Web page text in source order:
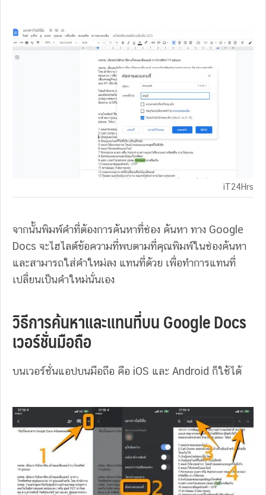
iT24Hrs
จากนั้นพิมพ์คำที่ต้องการค้นหาที่ช่อง ค้นหา ทาง Google
Docs จะไฮไลต์ข้อความที่พบตามที่คุณพิมพ์ในช่องค้นหา
และสามารถใส่คำใหม่ลง แทนที่ด้วย เพื่อทำการแทนที่
เปลี่ยนเป็นคำใหม่นั่นเอง
วิธีการค้นหาและแทนที่บน Google Docs
เวอร์ชั่นมือถือ
บนเวอร์ชั่นแอปบนมือถือ คือ iOS และ Android ก็ใช้ได้